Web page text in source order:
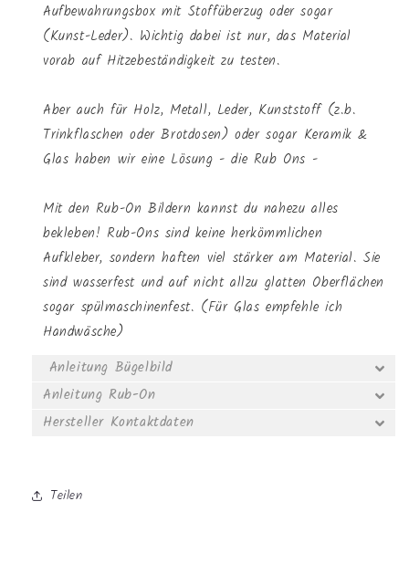
Aufbewahrungsbox mit Stoffüberzug oder sogar
(Kunst-Leder). Wichtig dabei ist nur, das Material
vorab auf Hitzebeständigkeit zu testen.
Aber auch für Holz, Metall, Leder, Kunststoff (z.b.
Trinkflaschen oder Brotdosen) oder sogar Keramik &
Glas haben wir eine Lösung - die Rub Ons -
Mit den Rub-On Bildern kannst du nahezu alles
bekleben! Rub-Ons sind keine herkömmlichen
Aufkleber, sondern haften viel stärker am Material. Sie
sind wasserfest und auf nicht allzu glatten Oberflächen
sogar spülmaschinenfest. (Für Glas empfehle ich
Handwäsche)
Anleitung Bügelbild
Anleitung Rub-On
Hersteller Kontaktdaten
Teilen